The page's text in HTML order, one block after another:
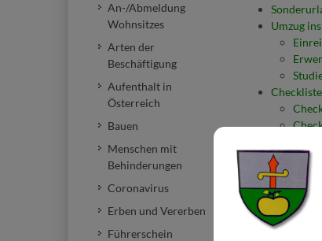
Umzug
Formulare zu
An-/Abmeldung
Wohnsitzes
Arten der
Beschäftigung
Aufenthalt in
Österreich
Bauen
Menschen mit
Behinderungen
Coronavirus
Erben und Vererben
Führerschein